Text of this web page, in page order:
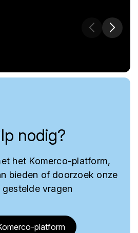
nodig?
het Komerco-platform,
bieden of doorzoek onze
gestelde vragen
platform